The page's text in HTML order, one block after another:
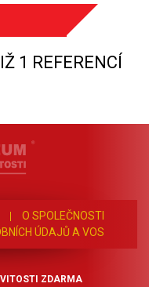
1 REFERENCÍ
O SPOLEČNOSTI
ÚDAJŮ A VOS
ZDARMA